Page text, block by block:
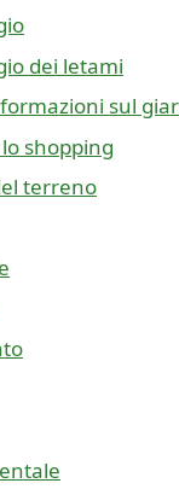
dei letami
sul
shopping
terreno